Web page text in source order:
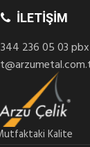
İLETIŞIM
236 05 03 pbx
Kalite